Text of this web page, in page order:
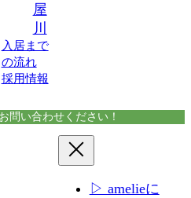
屋
川
入居まで
の流れ
採用情報
問い合わせください！
▷ amelieに